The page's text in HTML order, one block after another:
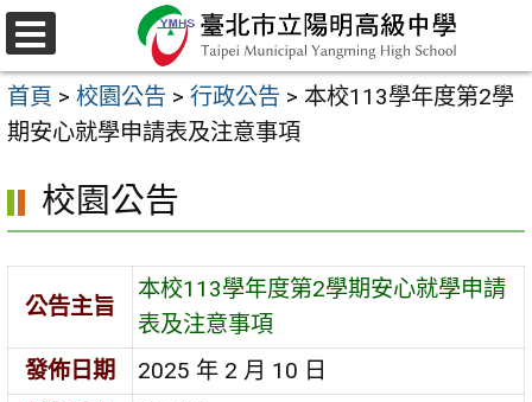
跳
至
主
要
容
區
選
單
首頁 > 校園公告 > 行政公告 > 本校113學年度第2學
期安心就學申請表及注意事項
校園公告
公告主旨
本校113學年度第2學期安心就學申請
表及注意事項
發佈日期
2025 年 2 月 10 日